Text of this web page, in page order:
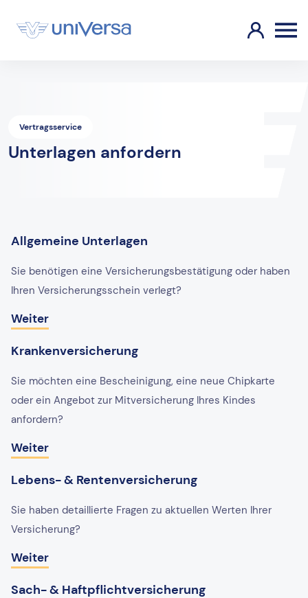
Vertragsservice
Unterlagen anfordern
Allgemeine Unterlagen
Sie benötigen eine Versicherungsbestätigung oder haben
Ihren Versicherungsschein verlegt?
Weiter
Krankenversicherung
Sie möchten eine Bescheinigung, eine neue Chipkarte
oder ein Angebot zur Mitversicherung Ihres Kindes
anfordern?
Weiter
Lebens- & Rentenversicherung
Sie haben detaillierte Fragen zu aktuellen Werten Ihrer
Versicherung?
Weiter
Sach- & Haftpflichtversicherung